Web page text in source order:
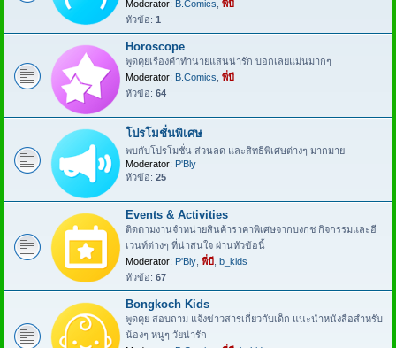
Moderator: B.Comics พี่บี
หัวข้อ: 1
Horoscope
พูดคุยเรื่องคำทำนายแสนน่ารัก บอกเลยแม่นมากๆ
Moderator: B.Comics พี่บี
หัวข้อ: 64
โปรโมชั่นพิเศษ
พบกับโปรโมชั่น ส่วนลด และสิทธิพิเศษต่างๆ มากมาย
Moderator: P'Bly
หัวข้อ: 25
Events & Activities
ติดตามงานจำหน่ายสินค้าราคาพิเศษจากบงกช กิจกรรมและอี
เวนท์ต่างๆ ที่น่าสนใจ ผ่านหัวข้อนี้
Moderator: P'Bly พี่บี b_kids
หัวข้อ: 67
Bongkoch Kids
พูดคุย สอบถาม แจ้งข่าวสารเกี่ยวกับเด็ก แนะนำหนังสือสำหรับ
น้องๆ หนูๆ วัยน่ารัก